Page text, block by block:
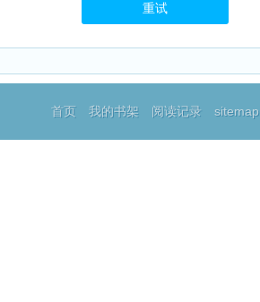
重试
首页 我的书架 阅读记录 sitemap